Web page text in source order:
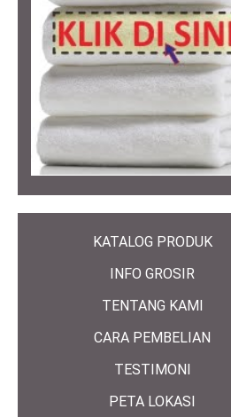
KATALOG PRODUK
INFO GROSIR
TENTANG KAMI
CARA PEMBELIAN
TESTIMONI
PETA LOKASI